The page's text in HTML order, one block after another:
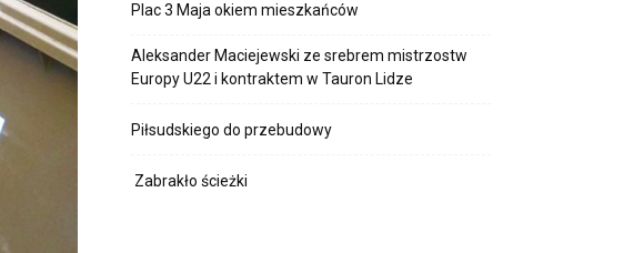
Plac 3 Maja okiem mieszkańców
Aleksander Maciejewski ze srebrem mistrzostw
Europy U22 i kontraktem w Tauron Lidze
Piłsudskiego do przebudowy
Zabrakło ścieżki